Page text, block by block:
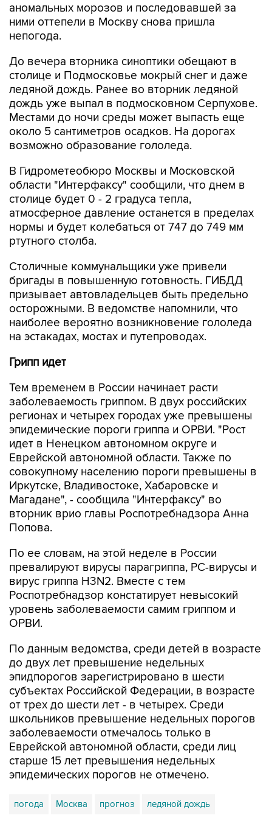
аномальных морозов и последовавшей за
ними оттепели в Москву снова пришла
непогода.
До вечера вторника синоптики обещают в
столице и Подмосковье мокрый снег и даже
ледяной дождь. Ранее во вторник ледяной
дождь уже выпал в подмосковном Серпухове.
Местами до ночи среды может выпасть еще
около 5 сантиметров осадков. На дорогах
возможно образование гололеда.
В Гидрометеобюро Москвы и Московской
области "Интерфаксу" сообщили, что днем в
столице будет 0 - 2 градуса тепла,
атмосферное давление останется в пределах
нормы и будет колебаться от 747 до 749 мм
ртутного столба.
Столичные коммунальщики уже привели
бригады в повышенную готовность. ГИБДД
призывает автовладельцев быть предельно
осторожными. В ведомстве напомнили, что
наиболее вероятно возникновение гололеда
на эстакадах, мостах и путепроводах.
Грипп идет
Тем временем в России начинает расти
заболеваемость гриппом. В двух российских
регионах и четырех городах уже превышены
эпидемические пороги гриппа и ОРВИ. "Рост
идет в Ненецком автономном округе и
Еврейской автономной области. Также по
совокупному населению пороги превышены в
Иркутске, Владивостоке, Хабаровске и
Магадане", - сообщила "Интерфаксу" во
вторник врио главы Роспотребнадзора Анна
Попова.
По ее словам, на этой неделе в России
превалируют вирусы парагриппа, РС-вирусы и
вирус гриппа H3N2. Вместе с тем
Роспотребнадзор констатирует невысокий
уровень заболеваемости самим гриппом и
ОРВИ.
По данным ведомства, среди детей в возрасте
до двух лет превышение недельных
эпидпорогов зарегистрировано в шести
субъектах Российской Федерации, в возрасте
от трех до шести лет - в четырех. Среди
школьников превышение недельных порогов
заболеваемости отмечалось только в
Еврейской автономной области, среди лиц
старше 15 лет превышения недельных
эпидемических порогов не отмечено.
погода Москва прогноз ледяной дождь